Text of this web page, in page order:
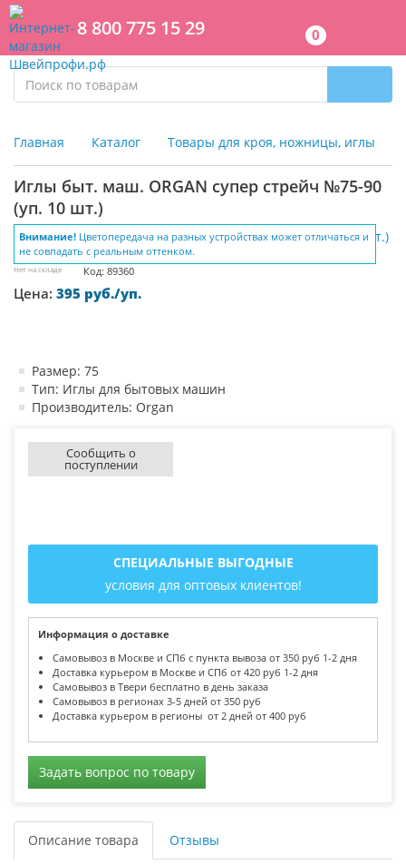
8 800 775 15 29 0
Главная Каталог Товары для кроя, ножницы, иглы
Иглы быт. маш. ORGAN супер стрейч №75-90
(уп. 10 шт.)
Внимание! Цветопередача на разных устройствах может отличаться и
не совпадать с реальным оттенком.
Нет на складе Код: 89360
Цена: 395 руб./уп.
Размер: 75
Тип: Иглы для бытовых машин
Производитель: Organ
Сообщить о
поступлении
СПЕЦИАЛЬНЫЕ ВЫГОДНЫЕ
условия для оптовых клиентов!
Информация о доставке
Самовывоз в Москве и СПб с пункта вывоза от 350 руб 1-2 дня
Доставка курьером в Москве и СПб от 420 руб 1-2 дня
Самовывоз в Твери бесплатно в день заказа
Самовывоз в регионах 3-5 дней от 350 руб
Доставка курьером в регионы от 2 дней от 400 руб
Задать вопрос по товару
Описание товара Отзывы